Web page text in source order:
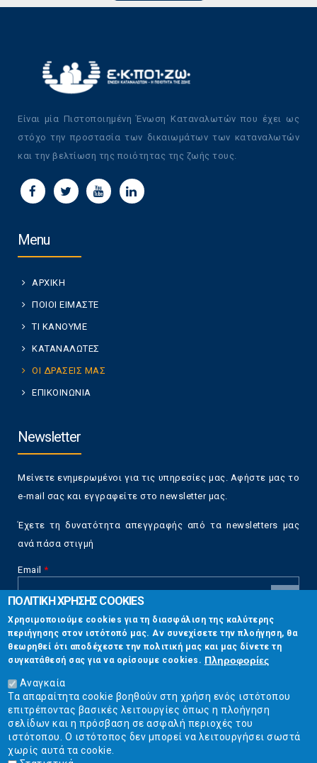
Είναι μία Πιστοποιημένη Ένωση Καταναλωτών που έχει ως
στόχο την προστασία των δικαιωμάτων των καταναλωτών
και την βελτίωση της ποιότητας της ζωής τους.
Menu
ΑΡΧΙΚΗ
ΠΟΙΟΙ ΕΙΜΑΣΤΕ
ΤΙ ΚΑΝΟΥΜΕ
ΚΑΤΑΝΑΛΩΤΕΣ
ΟΙ ΔΡΑΣΕΙΣ ΜΑΣ
ΕΠΙΚΟΙΝΩΝΙΑ
Newsletter
Μείνετε ενημερωμένοι για τις υπηρεσίες μας. Αφήστε μας το
e-mail σας και εγγραφείτε στο newsletter μας.
Έχετε τη δυνατότητα απεγγραφής από τα newsletters μας
ανά πάσα στιγμή
Email *
CAPTCHA
This
question is
for testing
whether or
not you are a
human visitor
and to
prevent
automated
spam
submissions.
Επικοινωνία
Στουρνάρη 17, Αθήνα 10683
2103304444
info@ekpizo.gr
www.ekpizo.gr
ΠΟΛΙΤΙΚΗ ΧΡΗΣΗΣ COOKIES
Χρησιμοποιούμε cookies για τη διασφάλιση της καλύτερης
περιήγησης στον ιστότοπό μας. Αν συνεχίσετε την πλοήγηση, θα
θεωρηθεί ότι αποδέχεστε την πολιτική μας και μας δίνετε τη
συγκατάθεσή σας για να ορίσουμε cookies. Πληροφορίες
Αναγκαία
Τα απαραίτητα cookie βοηθούν στη χρήση ενός ιστότοπου
επιτρέποντας βασικές λειτουργίες όπως η πλοήγηση
σελίδων και η πρόσβαση σε ασφαλή περιοχές του
ιστότοπου. Ο ιστότοπος δεν μπορεί να λειτουργήσει σωστά
χωρίς αυτά τα cookie.